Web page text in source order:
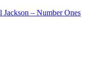
– Number Ones